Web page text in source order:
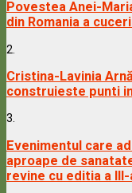
Povestea Anei-
din Romania a
2.
Cristina-Lavinia
construieste punti
3.
Evenimentul care
aproape de
revine cu editia a III-